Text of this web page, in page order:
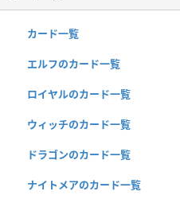
カード一覧
エルフのカード一覧
ロイヤルのカード一覧
ウィッチのカード一覧
ドラゴンのカード一覧
ナイトメアのカード一覧